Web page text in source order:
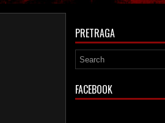
PRETRAGA
FACEBOOK